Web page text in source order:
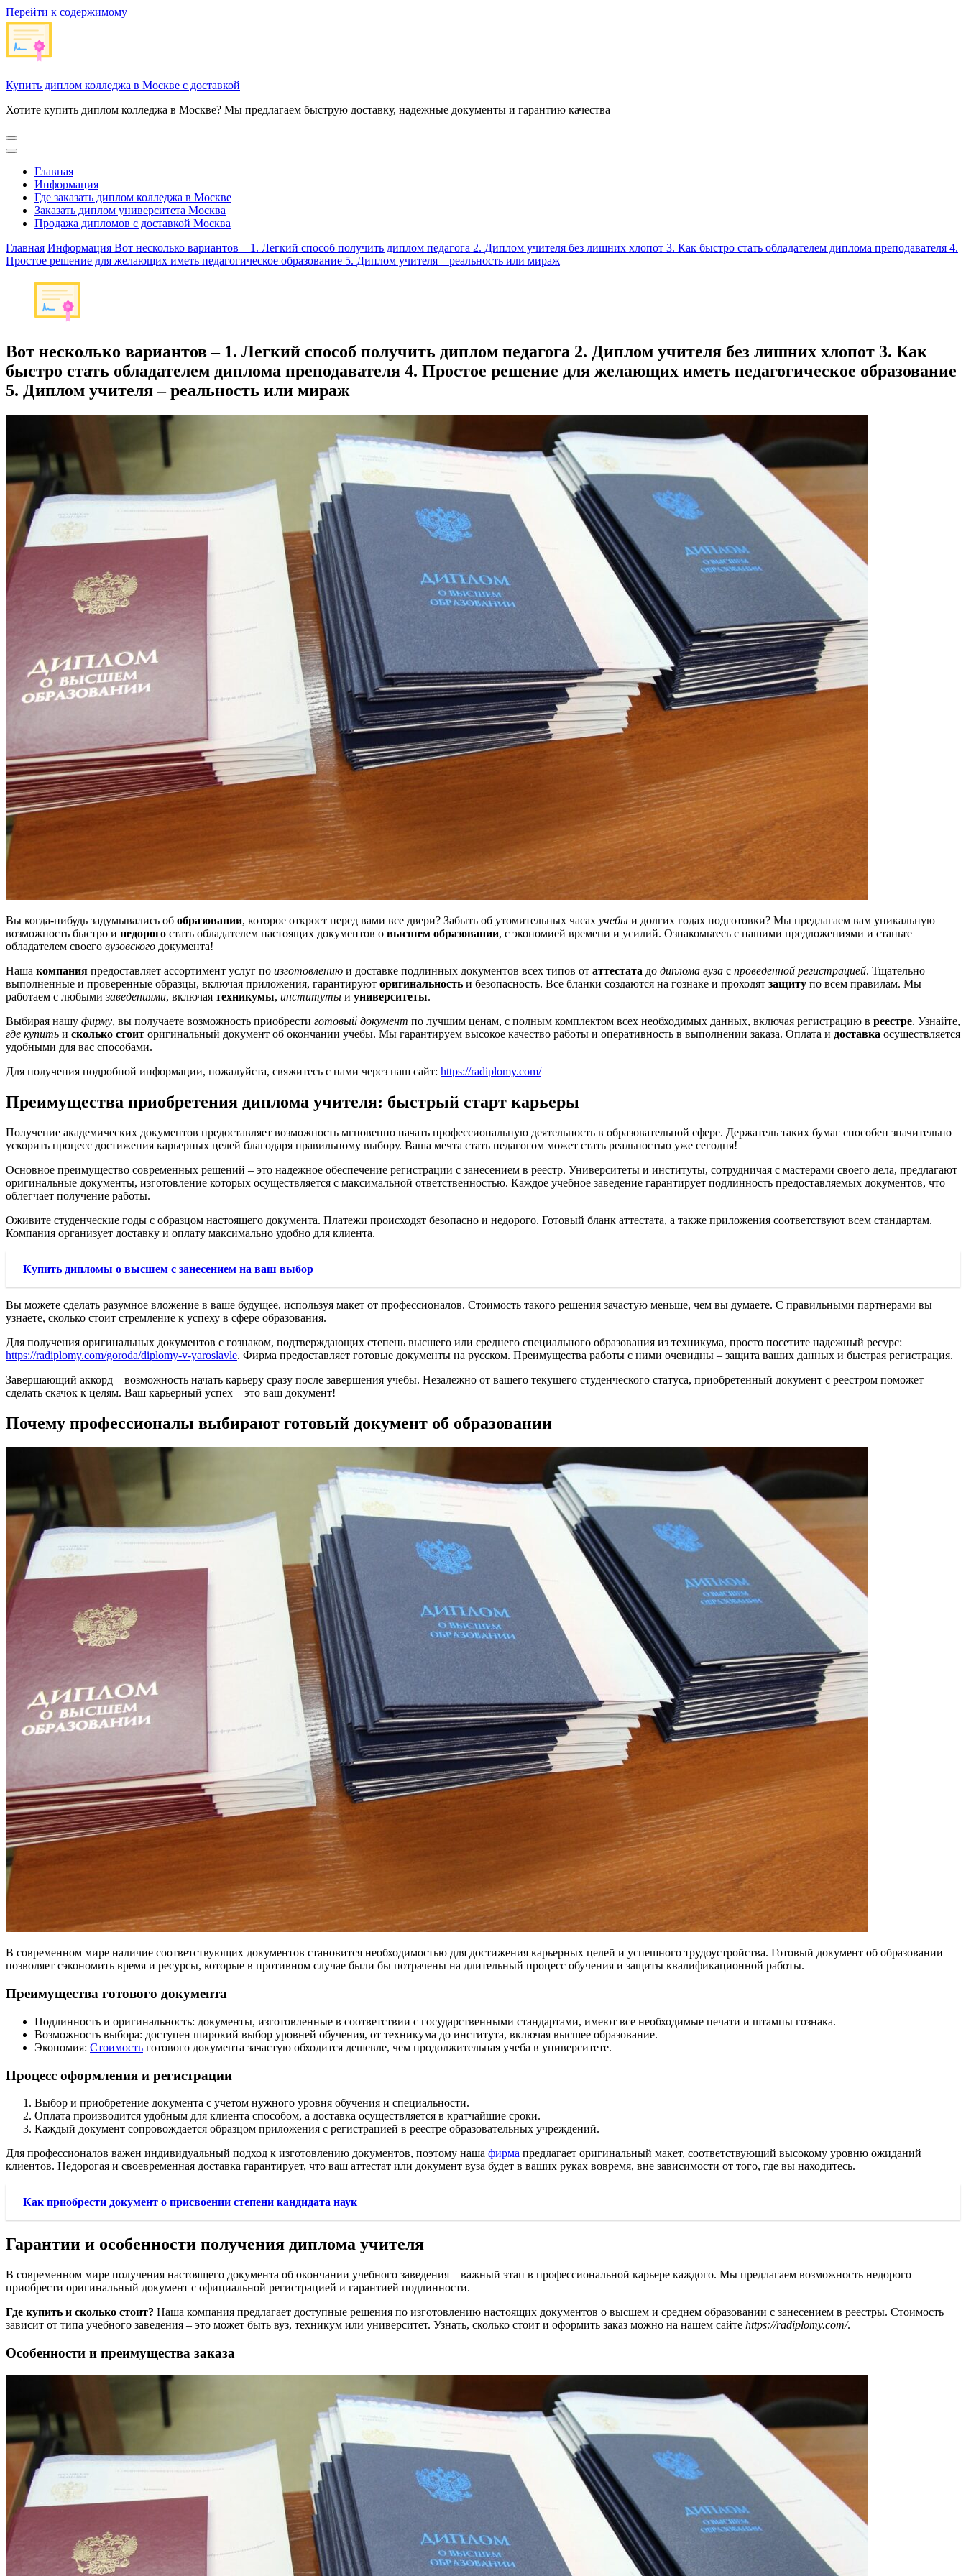
Перейти к содержимому
Купить диплом колледжа в Москве с доставкой
Хотите купить диплом колледжа в Москве? Мы предлагаем быструю доставку, надежные документы и гарантию качества
Главная
Информация
Где заказать диплом колледжа в Москве
Заказать диплом университета Москва
Продажа дипломов с доставкой Москва
Главная Информация Вот несколько вариантов – 1. Легкий способ получить диплом педагога 2. Диплом учителя без лишних хлопот 3. Как быстро стать обладателем диплома преподавателя 4.
Простое решение для желающих иметь педагогическое образование 5. Диплом учителя – реальность или мираж
Вот несколько вариантов – 1. Легкий способ получить диплом педагога 2. Диплом учителя без лишних хлопот 3. Как
быстро стать обладателем диплома преподавателя 4. Простое решение для желающих иметь педагогическое образование
5. Диплом учителя – реальность или мираж
Вы когда-нибудь задумывались об образовании, которое откроет перед вами все двери? Забыть об утомительных часах учебы и долгих годах подготовки? Мы предлагаем вам уникальную
возможность быстро и недорого стать обладателем настоящих документов о высшем образовании, с экономией времени и усилий. Ознакомьтесь с нашими предложениями и станьте
обладателем своего вузовского документа!
Наша компания предоставляет ассортимент услуг по изготовлению и доставке подлинных документов всех типов от аттестата до диплома вуза с проведенной регистрацией. Тщательно
выполненные и проверенные образцы, включая приложения, гарантируют оригинальность и безопасность. Все бланки создаются на гознаке и проходят защиту по всем правилам. Мы
работаем с любымизаведениями, включая техникумы, институты и университеты.
Выбирая нашу фирму, вы получаете возможность приобрести готовый документ по лучшим ценам, с полным комплектом всех необходимых данных, включая регистрацию в реестре. Узнайте,
где купить и сколько стоит оригинальный документ об окончании учебы. Мы гарантируем высокое качество работы и оперативность в выполнении заказа. Оплата и доставка осуществляется
удобными для вас способами.
Для получения подробной информации, пожалуйста, свяжитесь с нами через наш сайт: https://radiplomy.com/
Преимущества приобретения диплома учителя: быстрый старт карьеры
Получение академических документов предоставляет возможность мгновенно начать профессиональную деятельность в образовательной сфере. Держатель таких бумаг способен значительно
ускорить процесс достижения карьерных целей благодаря правильному выбору. Ваша мечта стать педагогом может стать реальностью уже сегодня!
Основное преимущество современных решений – это надежное обеспечение регистрации с занесением в реестр. Университеты и институты, сотрудничая с мастерами своего дела, предлагают
оригинальные документы, изготовление которых осуществляется с максимальной ответственностью. Каждое учебное заведение гарантирует подлинность предоставляемых документов, что
облегчает получение работы.
Оживите студенческие годы с образцом настоящего документа. Платежи происходят безопасно и недорого. Готовый бланк аттестата, а также приложения соответствуют всем стандартам.
Компания организует доставку и оплату максимально удобно для клиента.
Купить дипломы о высшем с занесением на ваш выбор
Вы можете сделать разумное вложение в ваше будущее, используя макет от профессионалов. Стоимость такого решения зачастую меньше, чем вы думаете. С правильными партнерами вы
узнаете, сколько стоит стремление к успеху в сфере образования.
Для получения оригинальных документов с гознаком, подтверждающих степень высшего или среднего специального образования из техникума, просто посетите надежный ресурс:
https://radiplomy.com/goroda/diplomy-v-yaroslavle. Фирма предоставляет готовые документы на русском. Преимущества работы с ними очевидны – защита ваших данных и быстрая регистрация.
Завершающий аккорд – возможность начать карьеру сразу после завершения учебы. Незалежно от вашего текущего студенческого статуса, приобретенный документ с реестром поможет
сделать скачок к целям. Ваш карьерный успех – это ваш документ!
Почему профессионалы выбирают готовый документ об образовании
В современном мире наличие соответствующих документов становится необходимостью для достижения карьерных целей и успешного трудоустройства. Готовый документ об образовании
позволяет сэкономить время и ресурсы, которые в противном случае были бы потрачены на длительный процесс обучения и защиты квалификационной работы.
Преимущества готового документа
Подлинность и оригинальность: документы, изготовленные в соответствии с государственными стандартами, имеют все необходимые печати и штампы гознака.
Возможность выбора: доступен широкий выбор уровней обучения, от техникума до института, включая высшее образование.
Экономия: Стоимость готового документа зачастую обходится дешевле, чем продолжительная учеба в университете.
Процесс оформления и регистрации
Выбор и приобретение документа с учетом нужного уровня обучения и специальности.
Оплата производится удобным для клиента способом, а доставка осуществляется в кратчайшие сроки.
Каждый документ сопровождается образцом приложения с регистрацией в реестре образовательных учреждений.
Для профессионалов важен индивидуальный подход к изготовлению документов, поэтому наша фирма предлагает оригинальный макет, соответствующий высокому уровню ожиданий
клиентов. Недорогая и своевременная доставка гарантирует, что ваш аттестат или документ вуза будет в ваших руках вовремя, вне зависимости от того, где вы находитесь.
Как приобрести документ о присвоении степени кандидата наук
Гарантии и особенности получения диплома учителя
В современном мире получения настоящего документа об окончании учебного заведения – важный этап в профессиональной карьере каждого. Мы предлагаем возможность недорого
приобрести оригинальный документ с официальной регистрацией и гарантией подлинности.
Где купить и сколько стоит? Наша компания предлагает доступные решения по изготовлению настоящих документов о высшем и среднем образовании с занесением в реестры. Стоимость
зависит от типа учебного заведения – это может быть вуз, техникум или университет. Узнать, сколько стоит и оформить заказ можно на нашем сайте https://radiplomy.com/.
Особенности и преимущества заказа